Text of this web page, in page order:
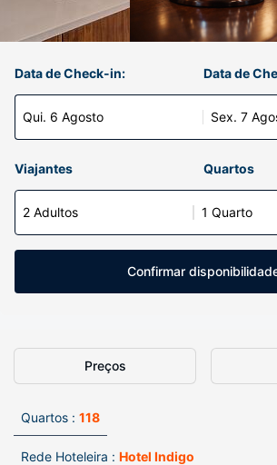
Data de Check-in:
Qui. 6 Agosto
Data de
Sex. 7
Viajantes Quartos
2 Adultos 1 Quarto
Confirmar
Preços
Quartos : 118
Rede Hoteleira : Hotel Indigo